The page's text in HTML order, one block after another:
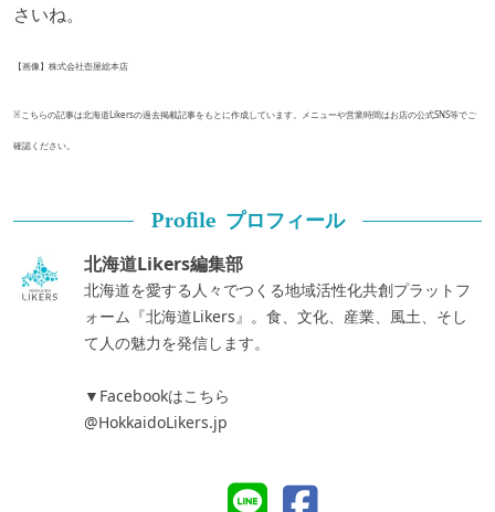
さいね。
【画像】株式会社壺屋総本店
※こちらの記事は北海道Likersの過去掲載記事をもとに作成しています。メニューや営業時間はお店の公式SNS等でご
確認ください。
Profile プロフィール
北海道Likers編集部
北海道を愛する人々でつくる地域活性化共創プラットフ
ォーム『北海道Likers』。食、文化、産業、風土、そし
て人の魅力を発信します。
▼Facebookはこちら
@HokkaidoLikers.jp